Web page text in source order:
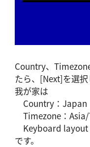
Country、
たら、[Next]を選択
我が家は
Country：Japan
Timezone：
Keyboard layout
です。